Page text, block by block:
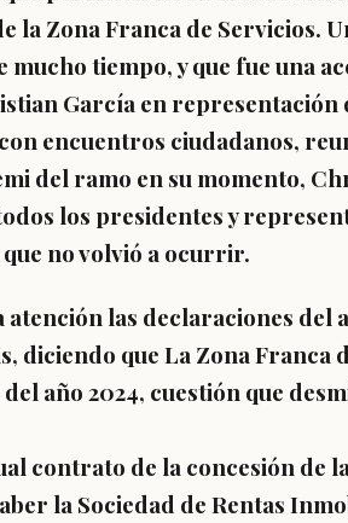
la Zona Franca de Servicios.
mucho tiempo, y que fue una
García en representación
encuentros ciudadanos,
del ramo en su momento,
los presidentes y
no volvió a ocurrir.
atención las declaraciones del
diciendo que La Zona Franca
año 2024, cuestión que
contrato de la concesión de
la Sociedad de Rentas